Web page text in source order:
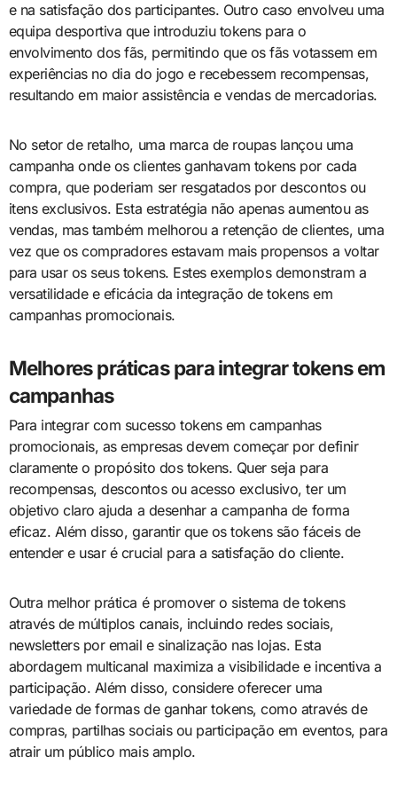
e na satisfação dos participantes. Outro caso envolveu uma
equipa desportiva que introduziu tokens para o
envolvimento dos fãs, permitindo que os fãs votassem em
experiências no dia do jogo e recebessem recompensas,
resultando em maior assistência e vendas de mercadorias.
No setor de retalho, uma marca de roupas lançou uma
campanha onde os clientes ganhavam tokens por cada
compra, que poderiam ser resgatados por descontos ou
itens exclusivos. Esta estratégia não apenas aumentou as
vendas, mas também melhorou a retenção de clientes, uma
vez que os compradores estavam mais propensos a voltar
para usar os seus tokens. Estes exemplos demonstram a
versatilidade e eficácia da integração de tokens em
campanhas promocionais.
Melhores práticas para integrar tokens em
campanhas
Para integrar com sucesso tokens em campanhas
promocionais, as empresas devem começar por definir
claramente o propósito dos tokens. Quer seja para
recompensas, descontos ou acesso exclusivo, ter um
objetivo claro ajuda a desenhar a campanha de forma
eficaz. Além disso, garantir que os tokens são fáceis de
entender e usar é crucial para a satisfação do cliente.
Outra melhor prática é promover o sistema de tokens
através de múltiplos canais, incluindo redes sociais,
newsletters por email e sinalização nas lojas. Esta
abordagem multicanal maximiza a visibilidade e incentiva a
participação. Além disso, considere oferecer uma
variedade de formas de ganhar tokens, como através de
compras, partilhas sociais ou participação em eventos, para
atrair um público mais amplo.